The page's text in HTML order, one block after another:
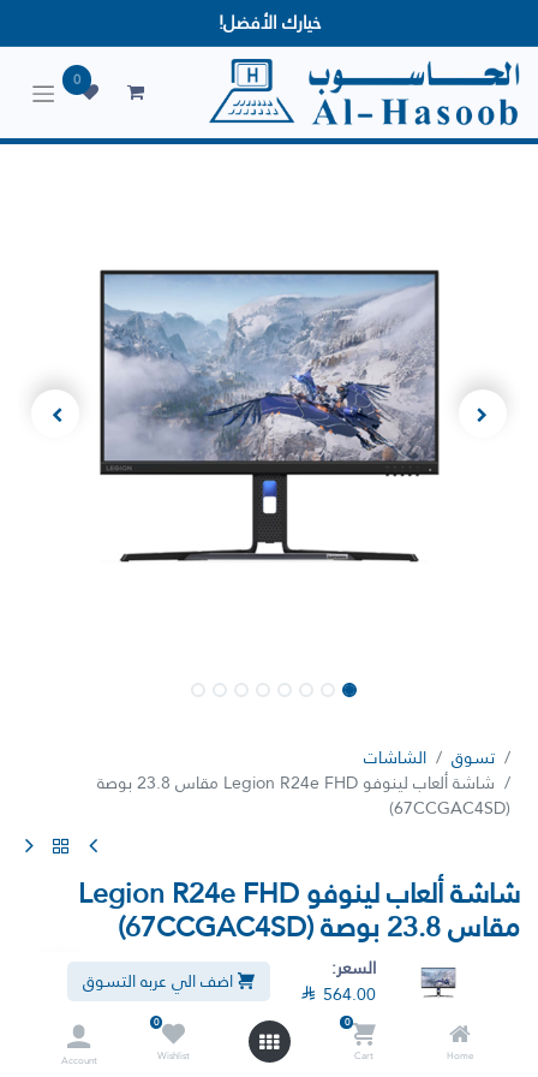
السعر:
 564.00 اضف الي عربه التسوق
Home
0
Cart
0
Wishlist
Account
خيارك الأفضل!
0
تسوق
الشاشات
شاشة ألعاب لينوفو Legion R24e FHD مقاس 23.8 بوصة
(67CCGAC4SD)
شاشة ألعاب لينوفو Legion R24e FHD
مقاس 23.8 بوصة (67CCGAC4SD)
(تقييم 0)
شاشة ألعاب لينوفو ليجن R24e مقاس 23.8 بوصة عالية الدقة بالكامل -